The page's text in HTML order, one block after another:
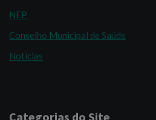
NEP
Conselho Municipal de Saúde
Notícias
Categorias do Site